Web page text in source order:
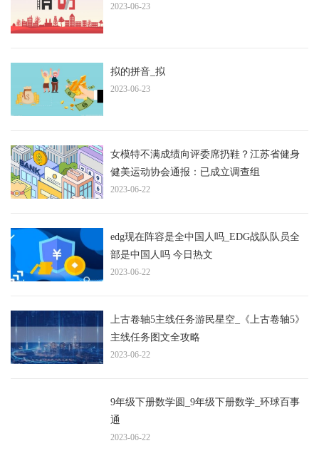
2023-06-23
拟的拼音_拟
2023-06-23
女模特不满成绩向评委席扔鞋？江苏省健身
健美运动协会通报：已成立调查组
2023-06-22
edg现在阵容是全中国人吗_EDG战队队员全
部是中国人吗 今日热文
2023-06-22
上古卷轴5主线任务游民星空_《上古卷轴5》
主线任务图文全攻略
2023-06-22
9年级下册数学圆_9年级下册数学_环球百事
通
2023-06-22